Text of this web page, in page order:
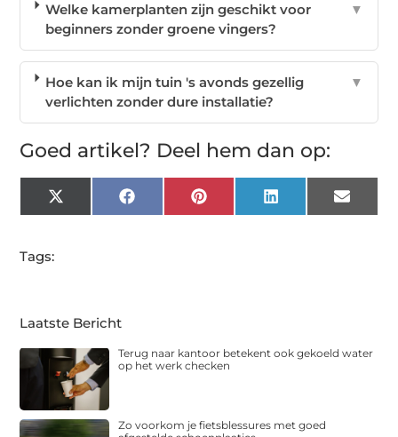
Welke kamerplanten zijn geschikt voor
beginners zonder groene vingers?
▼
Hoe kan ik mijn tuin 's avonds gezellig
verlichten zonder dure installatie?
▼
Goed artikel? Deel hem dan op:
X
(Twitter)
FacebookPinterest LinkedIn Email
Tags:
Laatste Bericht
Terug naar kantoor betekent ook gekoeld water
op het werk checken
Zo voorkom je fietsblessures met goed